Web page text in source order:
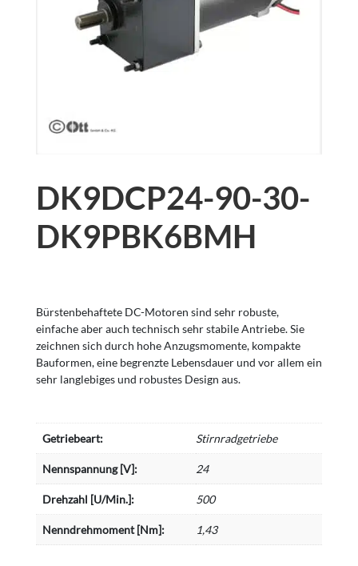
DK9DCP24-90-30-
DK9PBK6BMH
Bürstenbehaftete DC-Motoren sind sehr robuste,
einfache aber auch technisch sehr stabile Antriebe. Sie
zeichnen sich durch hohe Anzugsmomente, kompakte
Bauformen, eine begrenzte Lebensdauer und vor allem ein
sehr langlebiges und robustes Design aus.
Getriebeart: Stirnradgetriebe
Nennspannung [V]: 24
Drehzahl [U/Min.]: 500
Nenndrehmoment [Nm]: 1,43